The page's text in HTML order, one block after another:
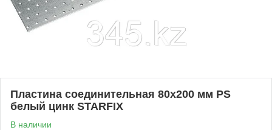
Пластина соединительная 80х200 мм PS
белый цинк STARFIX
В наличии